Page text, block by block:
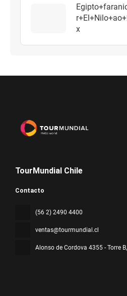
x
TourMundial Chile
Contacto
(56 2) 2490 4400
ventas@tourmundial.cl
Alonso de Cordova 4355 - Torre B